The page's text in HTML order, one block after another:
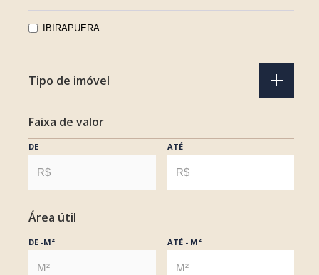
IBIRAPUERA
JARDIM AMÉRICA
JARDIM EUROPA
JARDIM GUEDALA
Tipo de imóvel
APARTAMENTO
CASA
CASA EM CONDOMÍNIO
COBERTURA
Faixa de valor
DE ATÉ
Área útil
DE -M² ATÉ - M²